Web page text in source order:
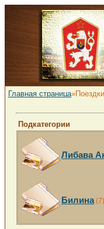
Главная страница
Подкатегории
Либава
Билина(7)